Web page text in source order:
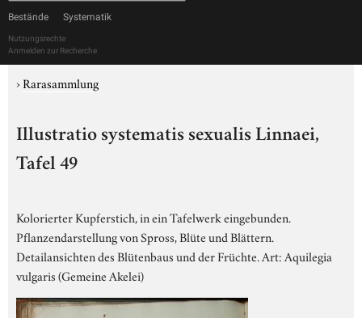
Bestände Systematik
Nutzungsrechte
Anmelden zur Recherche
›Rarasammlung
Illustratio systematis sexualis Linnaei,
Tafel 49
Kolorierter Kupferstich, in ein Tafelwerk eingebunden.
Pflanzendarstellung von Spross, Blüte und Blättern.
Detailansichten des Blütenbaus und der Früchte. Art: Aquilegia
vulgaris (Gemeine Akelei)